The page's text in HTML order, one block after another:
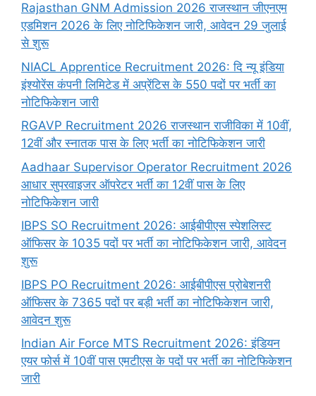
Rajasthan GNM Admission 2026 राजस्थान जीएनएम
एडमिशन 2026 के लिए नोटिफिकेशन जारी, आवेदन 29 जुलाई
से शुरू
NIACL Apprentice Recruitment 2026: दि न्यू इंडिया
इंश्योरेंस कंपनी लिमिटेड में अप्रेंटिस के 550 पदों पर भर्ती का
नोटिफिकेशन जारी
RGAVP Recruitment 2026 राजस्थान राजीविका में 10वीं,
12वीं और स्नातक पास के लिए भर्ती का नोटिफिकेशन जारी
Aadhaar Supervisor Operator Recruitment 2026
आधार सुपरवाइजर ऑपरेटर भर्ती का 12वीं पास के लिए
नोटिफिकेशन जारी
IBPS SO Recruitment 2026: आईबीपीएस स्पेशलिस्ट
ऑफिसर के 1035 पदों पर भर्ती का नोटिफिकेशन जारी, आवेदन
शुरू
IBPS PO Recruitment 2026: आईबीपीएस प्रोबेशनरी
ऑफिसर के 7365 पदों पर बड़ी भर्ती का नोटिफिकेशन जारी,
आवेदन शुरू
Indian Air Force MTS Recruitment 2026: इंडियन
एयर फोर्स में 10वीं पास एमटीएस के पदों पर भर्ती का नोटिफिकेशन
जारी